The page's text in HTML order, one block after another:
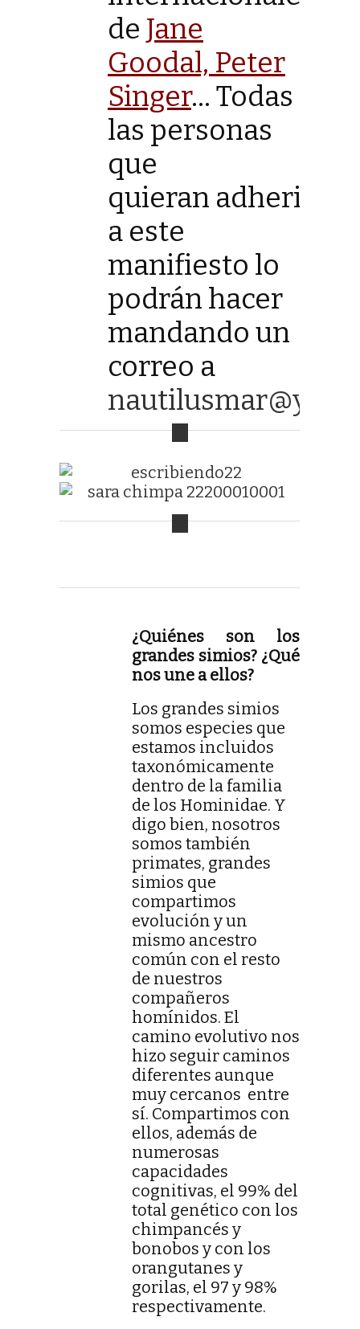
de Jane
Goodal, Peter
Singer… Todas
las personas
que
quieran adherirse
a este
manifiesto lo
podrán hacer
mandando un
correo a
¿Quiénes son los
grandes simios? ¿Qué
nos une a ellos?
Los grandes simios
somos especies que
estamos incluidos
taxonómicamente
dentro de la familia
de los Hominidae. Y
digo bien, nosotros
somos también
primates, grandes
simios que
compartimos
evolución y un
mismo ancestro
común con el resto
de nuestros
compañeros
homínidos. El
camino evolutivo nos
hizo seguir caminos
diferentes aunque
muy cercanos entre
sí. Compartimos con
ellos, además de
numerosas
capacidades
cognitivas, el 99% del
total genético con los
chimpancés y
bonobos y con los
orangutanes y
gorilas, el 97 y 98%
respectivamente.